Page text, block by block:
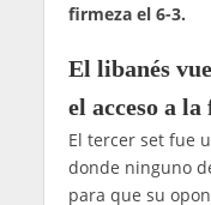
firmeza el 6-3.
El libanés
el acceso a
El tercer set fue
donde ninguno
para que su